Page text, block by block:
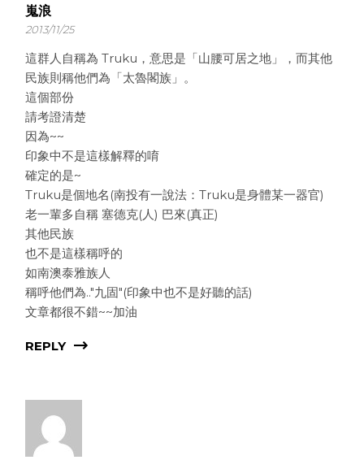
嵬浪
2013/11/25
這群人自稱為 Truku，意思是「山腰可居之地」，而其他
民族則稱他們為「太魯閣族」。
這個部份
請考證清楚
因為~~
印象中不是這樣解釋的唷
確定的是~
Truku是個地名(南投有一說法：Truku是身體某一器官)
老一輩多自稱 塞德克(人) 巴來(真正)
其他民族
也不是這樣稱呼的
如南澳泰雅族人
稱呼他們為.."九固"(印象中也不是好聽的話)
文章都很不錯~~加油
REPLY